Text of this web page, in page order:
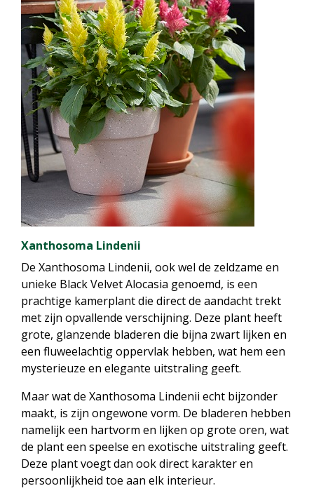
Xanthosoma Lindenii
De Xanthosoma Lindenii, ook wel de zeldzame en
unieke Black Velvet Alocasia genoemd, is een
prachtige kamerplant die direct de aandacht trekt
met zijn opvallende verschijning. Deze plant heeft
grote, glanzende bladeren die bijna zwart lijken en
een fluweelachtig oppervlak hebben, wat hem een
mysterieuze en elegante uitstraling geeft.
Maar wat de Xanthosoma Lindenii echt bijzonder
maakt, is zijn ongewone vorm. De bladeren hebben
namelijk een hartvorm en lijken op grote oren, wat
de plant een speelse en exotische uitstraling geeft.
Deze plant voegt dan ook direct karakter en
persoonlijkheid toe aan elk interieur.